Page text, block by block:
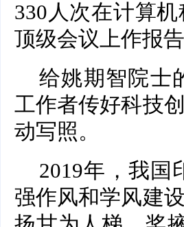
330人次在计算
顶级会议上作报告
给姚期智院士
工作者传好科技
动写照。
2019年，我国
强作风和学风建